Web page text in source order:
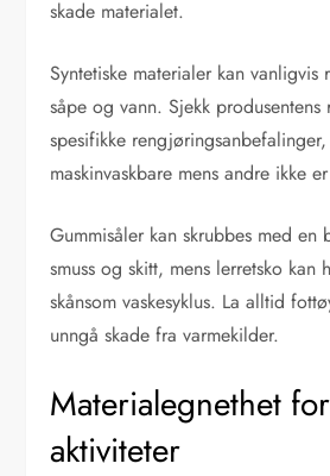
skade materialet.
Syntetiske materialer kan
såpe og vann. Sjekk
spesifikke
maskinvaskbare mens andre ikke
Gummisåler kan skrubbes med en
smuss og skitt, mens lerretsko kan
skånsom vaskesyklus. La alltid
unngå skade fra varmekilder.
Materialegnethet
aktiviteter